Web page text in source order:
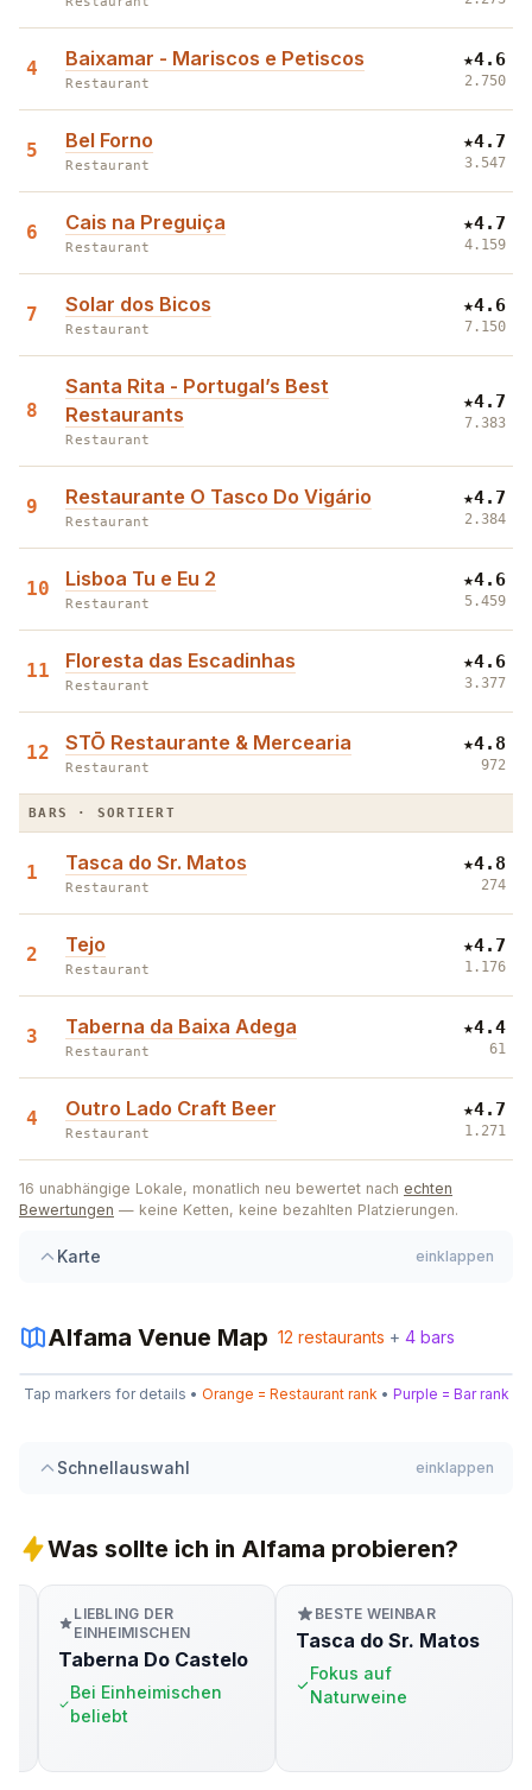
4 Baixamar - Mariscos e Petiscos
Restaurant
★4.6
2.750
5 Bel Forno
Restaurant
★4.7
3.547
6 Cais na Preguiça
Restaurant
★4.7
4.159
7 Solar dos Bicos
Restaurant
★4.6
7.150
8
Santa Rita - Portugal’s Best
Restaurants
Restaurant
★4.7
7.383
9 Restaurante O Tasco Do Vigário
Restaurant
★4.7
2.384
10 Lisboa Tu e Eu 2
Restaurant
★4.6
5.459
11 Floresta das Escadinhas
Restaurant
★4.6
3.377
12 STŌ Restaurante & Mercearia
Restaurant
★4.8
972
BARS · SORTIERT
1 Tasca do Sr. Matos
Restaurant
★4.8
274
2 Tejo
Restaurant
★4.7
1.176
3 Taberna da Baixa Adega
Restaurant
★4.4
61
4 Outro Lado Craft Beer
Restaurant
★4.7
1.271
16 unabhängige Lokale, monatlich neu bewertet nach echten
Bewertungen — keine Ketten, keine bezahlten Platzierungen.
Karte einklappen
Alfama Venue Map 12 restaurants + 4 bars
1
4
12
+
Tap markers for details • Orange = Restaurant rank • Purple = Bar rank
Schnellauswahl einklappen
Was sollte ich in Alfama probieren?
LIEBLING DER
EINHEIMISCHEN
Taberna Do Castelo
Bei Einheimischen
beliebt
BESTE WEINBAR
Tasca do Sr. Matos
Fokus auf
Naturweine